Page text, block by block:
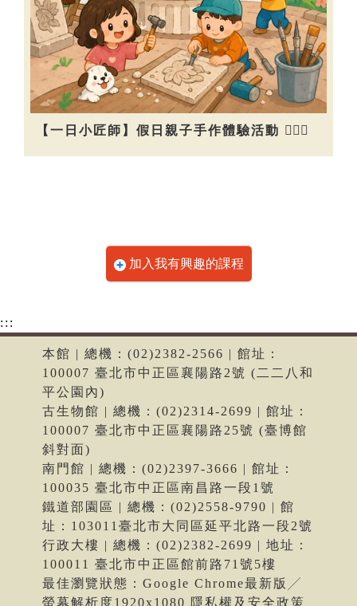
【一日小匠師】假日親子手作體驗活動 👷🏻‍♀️
加入我有興趣的課程
:::
本館 | 總機：(02)2382-2566 | 館址：
100007 臺北市中正區襄陽路2號 (二二八和
平公園內)
古生物館 | 總機：(02)2314-2699 | 館址：
100007 臺北市中正區襄陽路25號 (臺博館
斜對面)
南門館 | 總機：(02)2397-3666 | 館址：
100035 臺北市中正區南昌路一段1號
鐵道部園區 | 總機：(02)2558-9790 | 館
址：103011臺北市大同區延平北路一段2號
行政大樓 | 總機：(02)2382-2699 | 地址：
100011 臺北市中正區館前路71號5樓
最佳瀏覽狀態：Google Chrome最新版╱
螢幕解析度1920x1080 隱私權及安全政策